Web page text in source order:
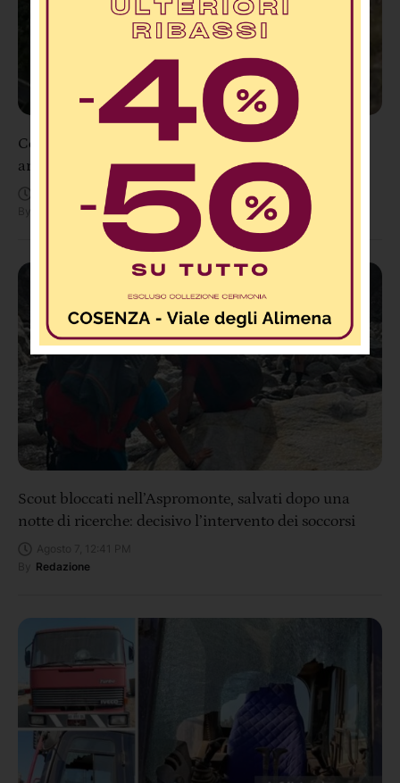
Cosenza, conto alla rovescia: sta per aprire la nuova
arteria Serra Spiga–Mendicino
Agosto 7, 2:20 PM
Redazione
Scout bloccati nell’Aspromonte, salvati dopo una
notte di ricerche: decisivo l’intervento dei soccorsi
Redazione